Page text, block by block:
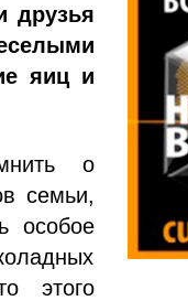
друзья
яиц и
о
семьи,
особое
этого